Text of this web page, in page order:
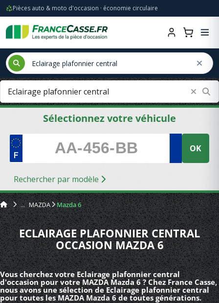
Pièces auto & moto d'occasion · économie circulaire
Sélectionnez votre véhicule
OK
Rechercher par modèle
MAZDA Mazda 6
ECLAIRAGE PLAFONNIER CENTRAL
OCCASION MAZDA 6
Vous cherchez votre Eclairage plafonnier central
d'occasion pour votre MAZDA Mazda 6 ? Chez France Casse,
nous avons une sélection de Eclairage plafonnier central
pour toutes les MAZDA Mazda 6 de toutes générations.